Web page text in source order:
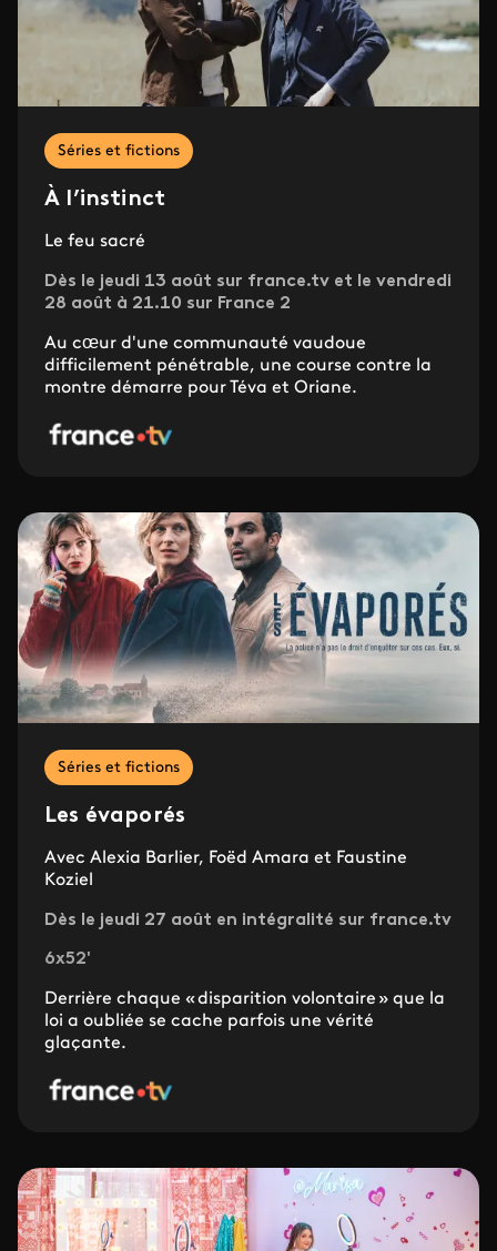
Séries et fictions
À l’instinct
Le feu sacré
Dès le jeudi 13 août sur france.tv et le vendredi
28 août à 21.10 sur France 2
Au cœur d'une communauté vaudoue
difficilement pénétrable, une course contre la
montre démarre pour Téva et Oriane.
Séries et fictions
Les évaporés
Avec Alexia Barlier, Foëd Amara et Faustine
Koziel
Dès le jeudi 27 août en intégralité sur france.tv
6x52'
Derrière chaque « disparition volontaire » que la
loi a oubliée se cache parfois une vérité
glaçante.